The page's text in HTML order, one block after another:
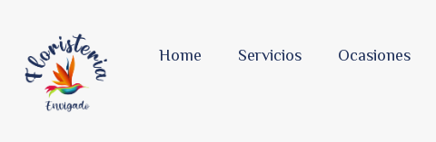
Home Servicios Ocasiones